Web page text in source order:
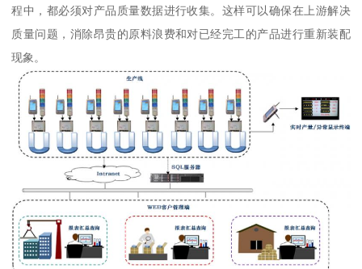
程中，都必须对产品质量数据进行收集。这样可以确保在上游解决
质量问题，消除昂贵的原料浪费和对已经完工的产品进行重新装配
现象。